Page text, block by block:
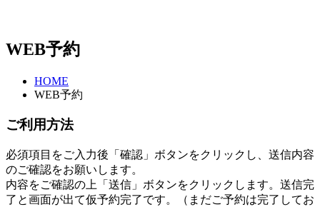
WEB予約
HOME
WEB予約
ご利用方法
必須項目をご入力後「確認」ボタンをクリックし、送信内容
のご確認をお願いします。
内容をご確認の上「送信」ボタンをクリックします。送信完
了と画面が出て仮予約完了です。（まだご予約は完了してお